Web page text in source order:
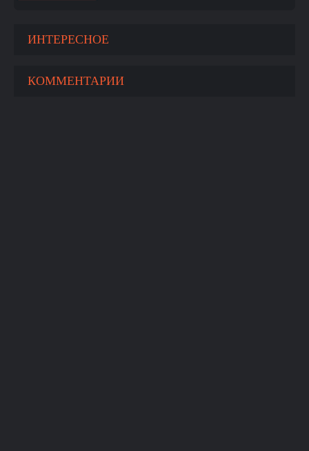
ИНТЕРЕСНОЕ
КОММЕНТАРИИ